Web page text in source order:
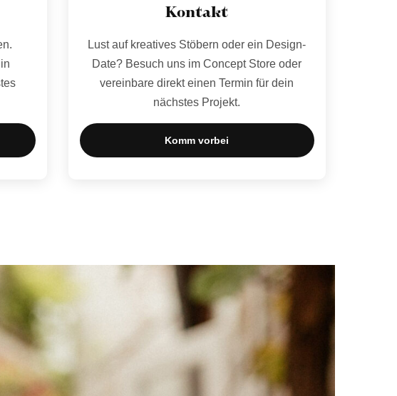
Kontakt
Lust auf kreatives Stöbern oder ein Design-
Date? Besuch uns im Concept Store oder
vereinbare direkt einen Termin für dein
nächstes Projekt.
Komm vorbei